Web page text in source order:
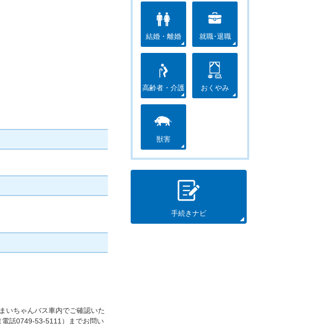
いちゃんバス車内でご確認いた
話0749-53-5111）までお問い
結婚・離婚 就職･退職
高齢者・介護 おくやみ
獣害
手続きナビ